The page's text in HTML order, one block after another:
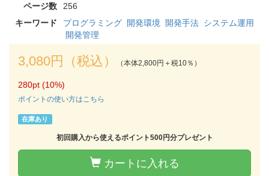
ページ数
256
キーワード
プログラミング 開発環境 開発手法 システム運用
開発管理
3,080円（税込） （本体2,800円＋税10％）
280pt (10%)
ポイントの使い方はこちら
在庫あり
初回購入から使えるポイント500円分プレゼント
カートに入れる